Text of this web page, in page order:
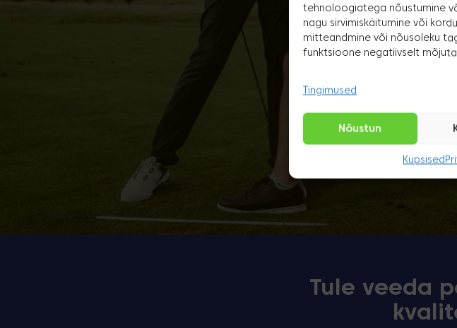
tehnoloogiatega nõustumine
nagu sirvimiskäitumine või
mitteandmine või nõusoleku
funktsioone negatiivselt
Tingimused
Nõustun
Küpsised
Laste ja
Tule veeda